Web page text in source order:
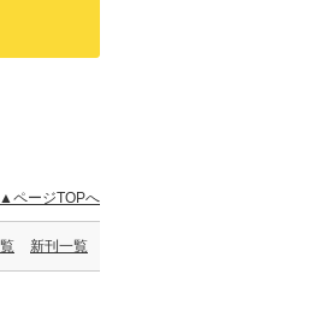
▲ページTOPへ
新刊一覧